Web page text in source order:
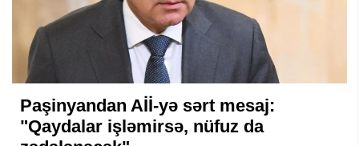
Paşinyandan Aİİ-yə sərt mesaj:
"Qaydalar işləmirsə, nüfuz da